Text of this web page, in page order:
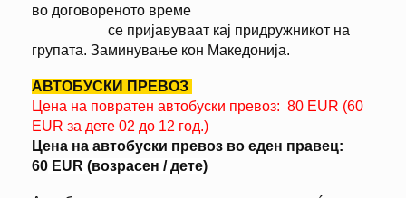
во договореното време
се пријавуваат кај придружникот на
групата. Заминување кон Македонија.
АВТОБУСКИ ПРЕВОЗ
Цена на повратен автобуски превоз: 80 EUR (60
EUR за дете 02 до 12 год.)
Цена на автобуски превоз во еден правец:
60 EUR (возрасен / дете)